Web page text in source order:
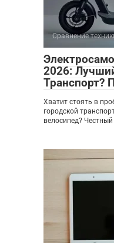
Сравнение
2026:
Транспорт?
Хватит стоять в
городской
велосипед?